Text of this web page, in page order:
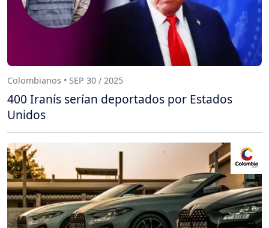
Colombianos • SEP 30 / 2025
400 Iranís serían deportados por Estados
Unidos